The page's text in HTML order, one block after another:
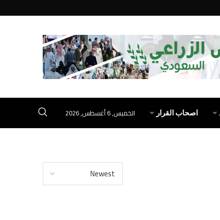
اصحاب القرار الخميس, 6 أغسطس, 2026